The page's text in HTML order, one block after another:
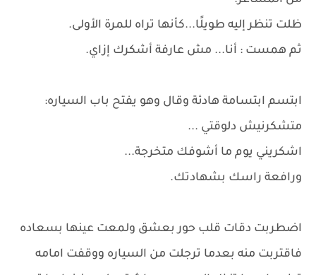
ظلت تنظر إليه طويلًا...كأنها تراه للمرة الأولى.
ثم همست : أنا... مش عارفة أشكرك إزاي.
ابتسم ابتسامة هادئة وقال وهو يفتح باب السياره:
متشكرنيش دلوقتي ...
اشكريني يوم ما أشوفك متخرجة...
ورافعة راسك بشهادتك.
اضطربت دقات قلب حور بعشق ولمعت عينها بسعاده
فاقتربت منه بعدما ترجلت من السياره ووقفت امامه